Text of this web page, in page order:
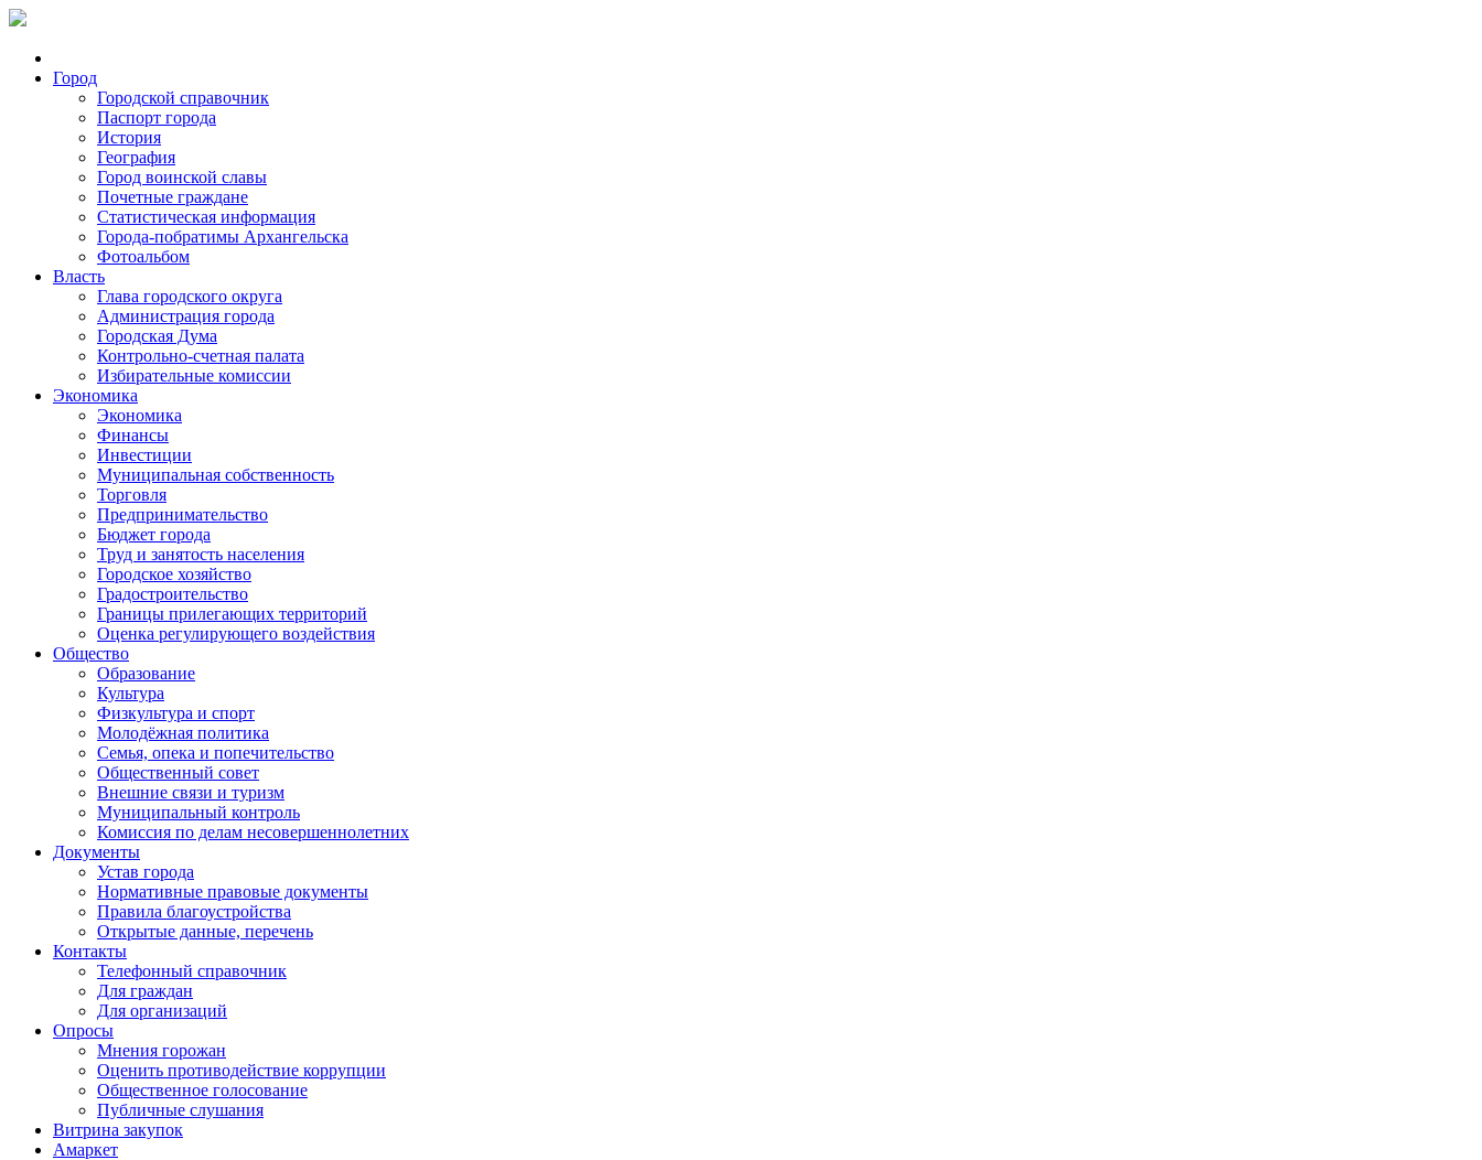
Город
Городской справочник
Паспорт города
История
География
Город воинской славы
Почетные граждане
Статистическая информация
Города-побратимы Архангельска
Фотоальбом
Власть
Глава городского округа
Администрация города
Городская Дума
Контрольно-счетная палата
Избирательные комиссии
Экономика
Экономика
Финансы
Инвестиции
Муниципальная собственность
Торговля
Предпринимательство
Бюджет города
Труд и занятость населения
Городское хозяйство
Градостроительство
Границы прилегающих территорий
Оценка регулирующего воздействия
Общество
Образование
Культура
Физкультура и спорт
Молодёжная политика
Семья, опека и попечительство
Общественный совет
Внешние связи и туризм
Муниципальный контроль
Комиссия по делам несовершеннолетних
Документы
Устав города
Нормативные правовые документы
Правила благоустройства
Открытые данные, перечень
Контакты
Телефонный справочник
Для граждан
Для организаций
Опросы
Мнения горожан
Оценить противодействие коррупции
Общественное голосование
Публичные слушания
Витрина закупок
Амаркет